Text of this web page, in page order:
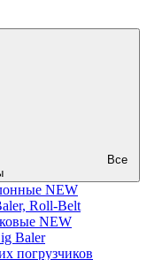
Все
NEW
Roll-Belt
NEW
Baler
погрузчиков